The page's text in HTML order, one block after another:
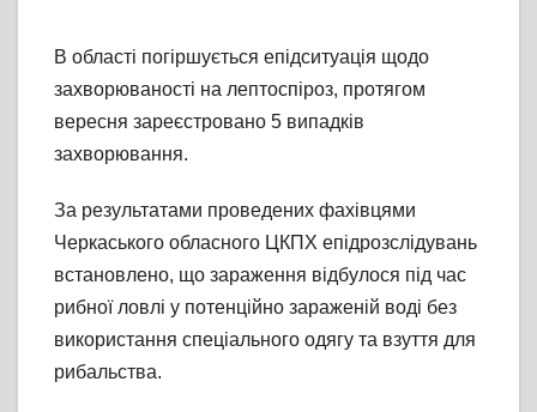
В області погіршується епідситуація щодо
захворюваності на лептоспіроз, протягом
вересня зареєстровано 5 випадків
захворювання.
За результатами проведених фахівцями
Черкаського обласного ЦКПХ епідрозслідувань
встановлено, що зараження відбулося під час
рибної ловлі у потенційно зараженій воді без
використання спеціального одягу та взуття для
рибальства.